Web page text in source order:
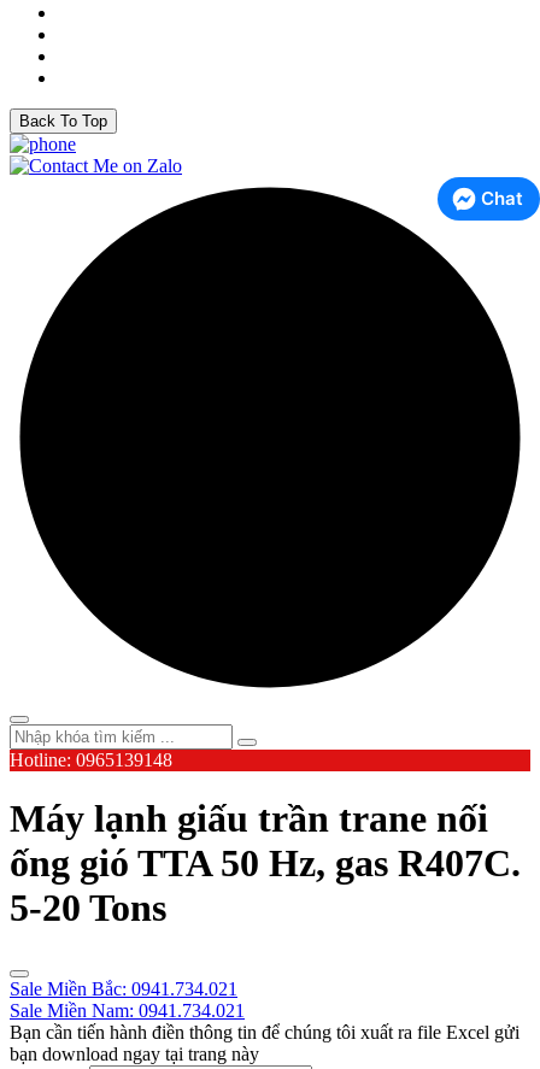
Back To Top
Chat
Hotline: 0965139148
Máy lạnh giấu trần trane nối
ống gió TTA 50 Hz, gas R407C.
5-20 Tons
Sale Miền Bắc: 0941.734.021
Sale Miền Nam: 0941.734.021
Bạn cần tiến hành điền thông tin để chúng tôi xuất ra file Excel gửi
bạn download ngay tại trang này